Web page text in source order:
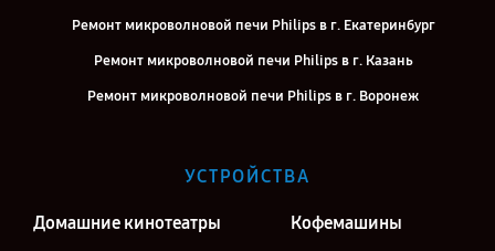
Ремонт микроволновой печи Philips в г. Екатеринбург
Ремонт микроволновой печи Philips в г. Казань
Ремонт микроволновой печи Philips в г. Воронеж
Ремонт микроволновой печи Philips в г. Москва
УСТРОЙСТВА
Домашние кинотеатры Кофемашины